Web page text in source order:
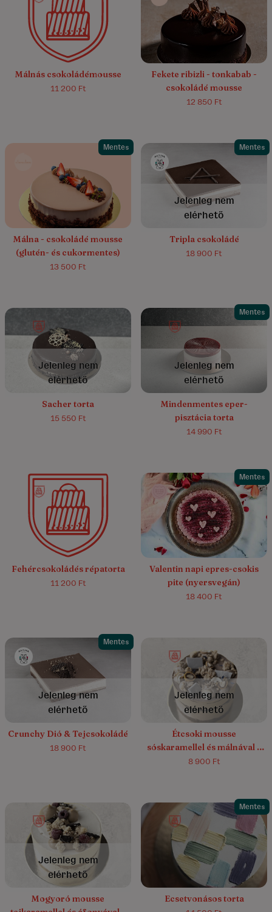
5.0/5 (8)
Málnás csokoládémousse
11 200 Ft
5.0/5 (16)
Fekete ribizli - tonkabab -
csokoládé mousse
12 850 Ft
Mentes
5.0/5 (151)
Málna - csokoládé mousse
(glutén- és cukormentes)
13 500 Ft
Mentes
Jelenleg nem
elérhető
Tripla csokoládé
18 900 Ft
4.9/5
(8)
Jelenleg nem
elérhető
Sacher torta
15 550 Ft
Mentes
4.4/5
(17)
Jelenleg nem
elérhető
Mindenmentes eper-
pisztácia torta
14 990 Ft
Fehércsokoládés répatorta
11 200 Ft
Mentes
Valentin napi epres-csokis
pite (nyersvegán)
18 400 Ft
Mentes
5.0/5
(1)
Jelenleg nem
elérhető
Crunchy Dió & Tejcsokoládé
18 900 Ft
4.9/5
(16)
Jelenleg nem
elérhető
Étcsoki mousse
sóskaramellel és málnával –
gluténmentes
8 900 Ft
4.8/5
(5)
Jelenleg nem
elérhető
Mogyoró mousse
Mentes
Ecsetvonásos torta